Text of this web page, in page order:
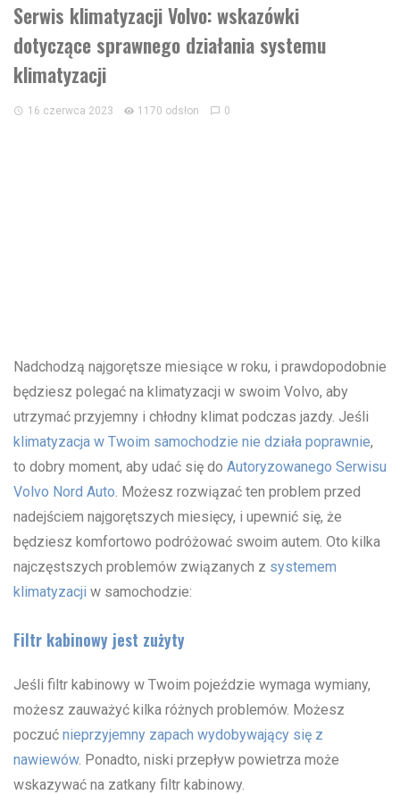
Serwis klimatyzacji Volvo: wskazówki
dotyczące sprawnego działania systemu
klimatyzacji
16 czerwca 2023 1170 odsłon 0
Nadchodzą najgorętsze miesiące w roku, i prawdopodobnie
będziesz polegać na klimatyzacji w swoim Volvo, aby
utrzymać przyjemny i chłodny klimat podczas jazdy. Jeśli
klimatyzacja w Twoim samochodzie nie działa poprawnie,
to dobry moment, aby udać się do Autoryzowanego Serwisu
Volvo Nord Auto. Możesz rozwiązać ten problem przed
nadejściem najgorętszych miesięcy, i upewnić się, że
będziesz komfortowo podróżować swoim autem. Oto kilka
najczęstszych problemów związanych z systemem
klimatyzacji w samochodzie:
Filtr kabinowy jest zużyty
Jeśli filtr kabinowy w Twoim pojeździe wymaga wymiany,
możesz zauważyć kilka różnych problemów. Możesz
poczuć nieprzyjemny zapach wydobywający się z
nawiewów. Ponadto, niski przepływ powietrza może
wskazywać na zatkany filtr kabinowy.